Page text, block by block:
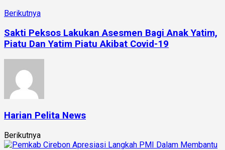
Berikutnya
Sakti Peksos Lakukan Asesmen Bagi Anak Yatim,
Piatu Dan Yatim Piatu Akibat Covid-19
Harian Pelita News
Berikutnya